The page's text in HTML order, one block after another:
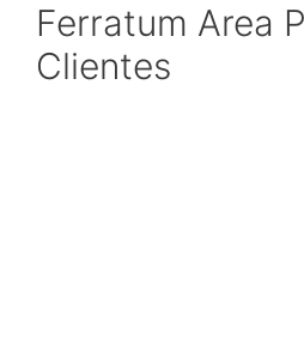
Ferratum Area
Clientes